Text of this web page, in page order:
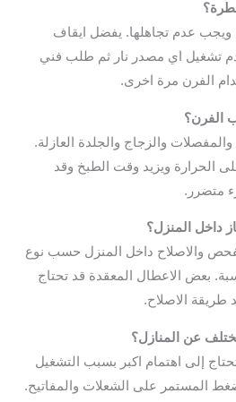
ويجب عدم تجاهلها. يفضل ايقاف
تشغيل اي مصدر نار ثم طلب فني
الفرن مرة اخرى.
الفرن؟
والزجاج والجلدة العازلة.
الحرارة ويزيد وقت الطبخ وقد
متضرر.
داخل المنزل؟
والاصلاح داخل المنزل حسب نوع
بعض الاعطال المعقدة قد تحتاج
طريقة الاصلاح.
عن المنازل؟
إلى اهتمام اكبر بسبب التشغيل
المستمر على الشعلات والمفاتيح.